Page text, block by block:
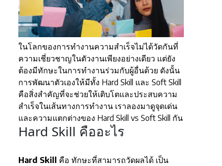
ในโลกของการทำงานความสำเร็จไม่ได้วัดกันที่
ความเชี่ยวชาญในตัวงานเพียงอย่างเดียว แต่ยัง
ต้องมีทักษะในการทำงานร่วมกับผู้อื่นด้วย ดังนั้น
การพัฒนาตัวเองให้มีทั้ง Hard Skill และ Soft Skill
คือสิ่งสำคัญที่จะช่วยให้เติบโตและประสบความ
สำเร็จในเส้นทางการทำงาน เราลองมาดูจุดเด่น
และความแตกต่างของ Hard Skill vs Soft Skill กัน
Hard Skill คืออะไร
Hard Skill คือ ทักษะที่สามารถวัดผลได้ เป็น